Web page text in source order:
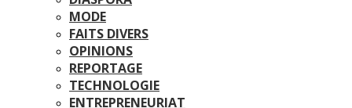
MODE
FAITS DIVERS
OPINIONS
REPORTAGE
TECHNOLOGIE
ENTREPRENEURIAT